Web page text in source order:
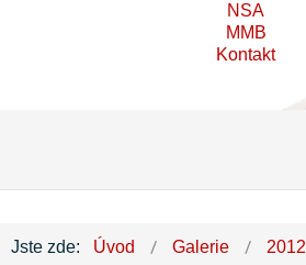
NSA
MMB
Kontakt
Jste zde: Úvod Galerie
2012